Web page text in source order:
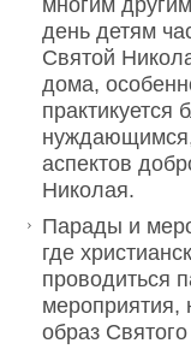
многим
день детям
Святой
дома,
практикуется
аспектов
Николая.
Парады и
где
проводиться
мероприятия,
образ